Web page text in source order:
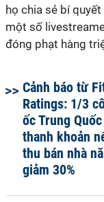
họ chia sẻ bí
một số
đóng phạt hàng
Cảnh báo từ
Ratings: 1/3
ốc Trung
thanh khoản
thu bán nhà
giảm 30%